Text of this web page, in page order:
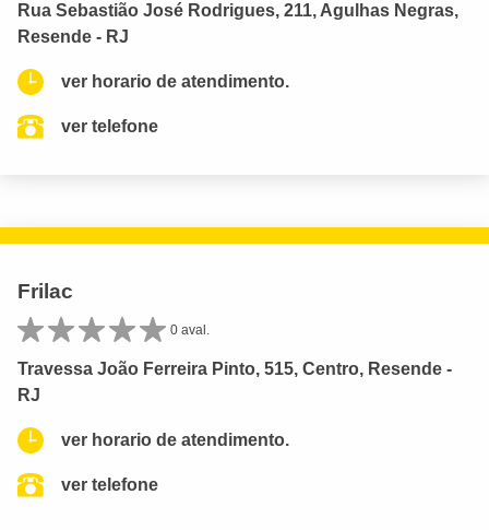
Rua Sebastião José Rodrigues, 211, Agulhas Negras,
Resende - RJ
ver horario de atendimento.
ver telefone
Frilac
0 aval.
Travessa João Ferreira Pinto, 515, Centro, Resende -
RJ
ver horario de atendimento.
ver telefone